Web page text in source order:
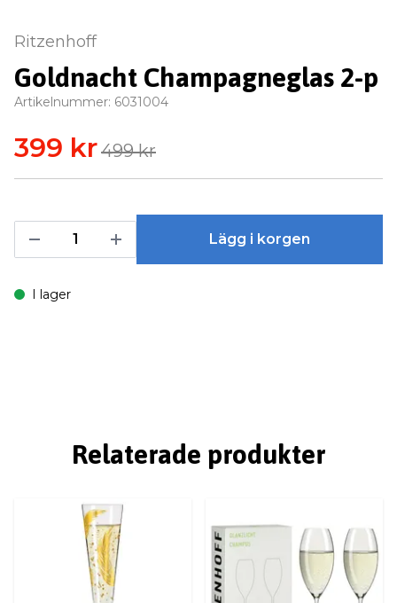
Ritzenhoff
Goldnacht Champagneglas 2-p
Artikelnummer: 6031004
399 kr499 kr
Lägg i korgen
I lager
Relaterade produkter